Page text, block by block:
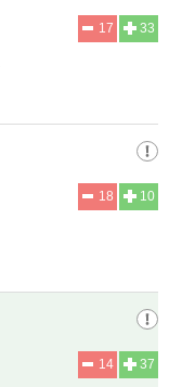
33
17
10
18
37
14